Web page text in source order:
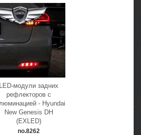
LED-модули задних
рефлекторов с
- Hyundai
New Genesis DH
(EXLED)
no.8262